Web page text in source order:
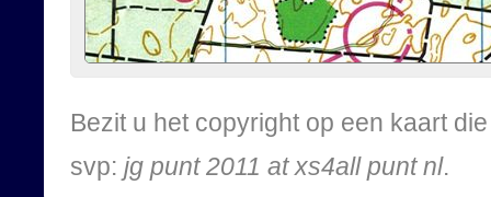
Bezit u het copyright op een kaart
svp: jg punt 2011 at xs4all punt nl.